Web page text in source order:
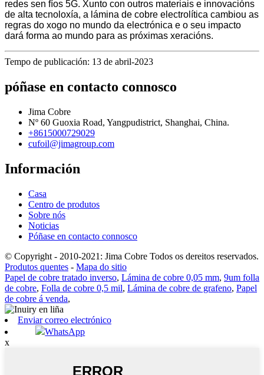
redes sen fíos 5G. Xunto con outros materiais e innovacións
de alta tecnoloxía, a lámina de cobre electrolítica cambiou as
regras do xogo no mundo da electrónica e o seu impacto
dará forma ao mundo para as próximas xeracións.
Tempo de publicación: 13 de abril-2023
póñase en contacto connosco
Jima Cobre
Nº 60 Guoxia Road, Yangpudistrict, Shanghai, China.
+8615000729029
cufoil@jimagroup.com
Información
Casa
Centro de produtos
Sobre nós
Noticias
Póñase en contacto connosco
© Copyright - 2010-2021: Jima Cobre Todos os dereitos reservados.
Produtos quentes - Mapa do sitio
Papel de cobre tratado inverso, Lámina de cobre 0,05 mm, 9um folla
de cobre, Folla de cobre 0,5 mil, Lámina de cobre de grafeno, Papel
de cobre á venda,
Enviar correo electrónico
WhatsApp
x